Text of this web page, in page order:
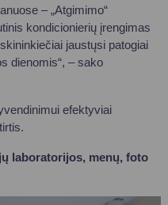
– „Atgimimo“
kondicionierių įrengimas
jaustųsi patogiai
dienomis“, – sako
efektyviai
laboratorijos, menų, foto